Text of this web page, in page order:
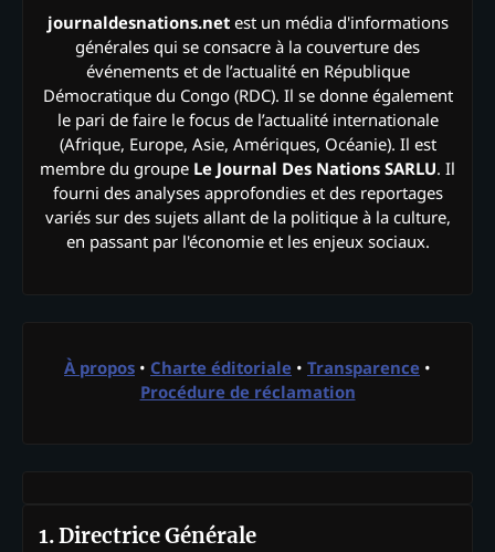
journaldesnations.netest un média d'informations
générales qui se consacre à la couverture des
événements et de l’actualité en République
Démocratique du Congo (RDC). Il se donne également
le pari de faire le focus de l’actualité internationale
(Afrique, Europe, Asie, Amériques, Océanie). Il est
membre du groupe Le Journal Des Nations SARLU. Il
fourni des analyses approfondies et des reportages
variés sur des sujets allant de la politique à la culture,
en passant par l'économie et les enjeux sociaux.
À propos • Charte éditoriale • Transparence •
Procédure de réclamation
1. Directrice Générale